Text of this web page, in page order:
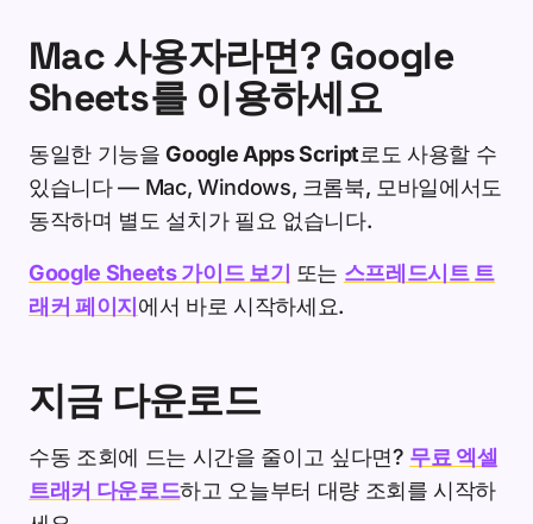
Mac 사용자라면? Google
Sheets를 이용하세요
동일한 기능을Google Apps Script로도 사용할 수
있습니다 — Mac, Windows, 크롬북, 모바일에서도
동작하며 별도 설치가 필요 없습니다.
Google Sheets 가이드 보기 또는 스프레드시트 트
래커 페이지 에서 바로 시작하세요.
지금 다운로드
수동 조회에 드는 시간을 줄이고 싶다면? 무료 엑셀
트래커 다운로드하고 오늘부터 대량 조회를 시작하